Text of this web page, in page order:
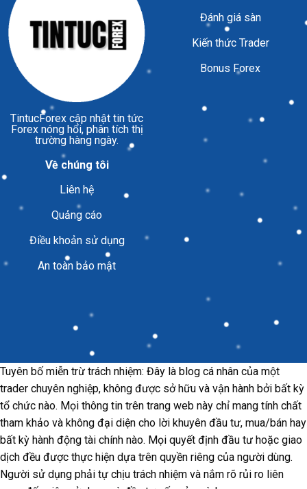
TintucForex cập nhật tin tức
Forex nóng hổi, phân tích thị
trường hàng ngày.
Đánh giá sàn
Kiến thức Trader
Bonus Forex
Về chúng tôi
Liên hệ
Quảng cáo
Điều khoản sử dụng
An toàn bảo mật
Tuyên bố miễn trừ trách nhiệm: Đây là blog cá nhân của một
trader chuyên nghiệp, không được sở hữu và vận hành bởi bất kỳ
tổ chức nào. Mọi thông tin trên trang web này chỉ mang tính chất
tham khảo và không đại diện cho lời khuyên đầu tư, mua/bán hay
bất kỳ hành động tài chính nào. Mọi quyết định đầu tư hoặc giao
dịch đều được thực hiện dựa trên quyền riêng của người dùng.
Người sử dụng phải tự chịu trách nhiệm và nắm rõ rủi ro liên